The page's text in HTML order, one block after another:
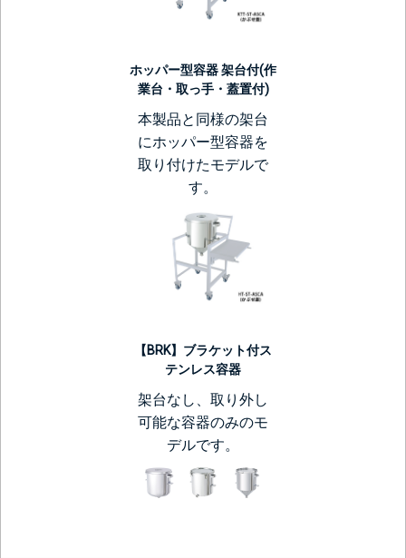
ホッパー型容器 架台付(作
業台・取っ手・蓋置付)
本製品と同様の架台
にホッパー型容器を
取り付けたモデルで
す。
【BRK】ブラケット付ス
テンレス容器
架台なし、取り外し
可能な容器のみのモ
デルです。